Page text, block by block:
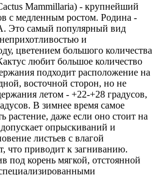
Mammillaria) - крупнейший
с медленным ростом. Родина -
Это самый популярный вид
и
цветением большого количества
любит большое количество
подходит расположение на
восточной сторон, но не
летом - +22-+28 градусов,
В зимнее время самое
растение, даже если оно стоит на
опрыскиваний и
листьев с влагой
что приводит к загниванию.
под корень мягкой, отстоянной